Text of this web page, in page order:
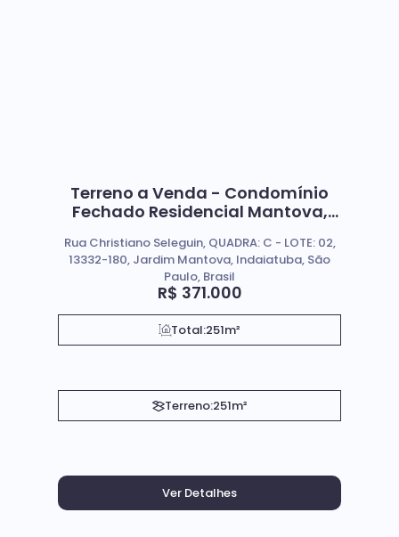
Terreno a Venda - Condomínio
Fechado Residencial Mantova,
R$ 371.000
Rua Christiano Seleguin, QUADRA: C - LOTE: 02,
13332-180, Jardim Mantova, Indaiatuba, São
Paulo, Brasil
Total:251m²
Terreno:251m²